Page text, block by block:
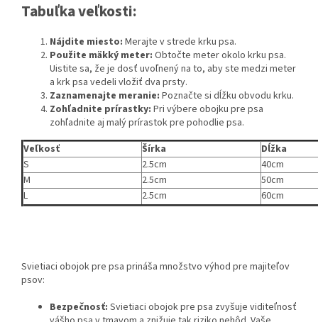
Tabuľka veľkosti:
Nájdite miesto: Merajte v strede krku psa.
Použite mäkký meter: Obtočte meter okolo krku psa.
Uistite sa, že je dosť uvoľnený na to, aby ste medzi meter
a krk psa vedeli vložiť dva prsty.
Zaznamenajte meranie: Poznačte si dĺžku obvodu krku.
Zohľadnite prírastky: Pri výbere obojku pre psa
zohľadnite aj malý prírastok pre pohodlie psa.
Veľkosť
Šírka
Dĺžka
S
2.5cm
40cm
M
2.5cm
50cm
L
2.5cm 60cm
Svietiaci obojok pre psa prináša množstvo výhod pre majiteľov
psov:
Bezpečnosť: Svietiaci obojok pre psa zvyšuje viditeľnosť